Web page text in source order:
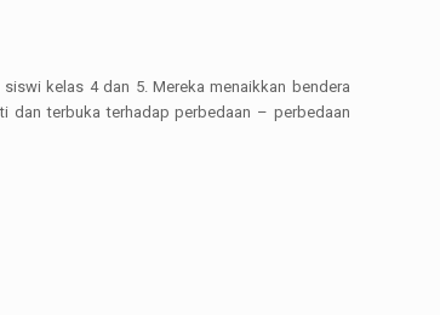
kelas 4 dan 5. Mereka menaikkan bendera
dan terbuka terhadap perbedaan – perbedaan